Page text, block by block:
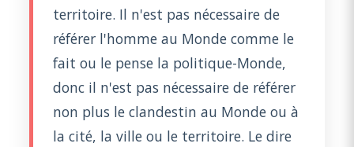
territoire. Il n'est pas nécessaire de
référer l'homme au Monde comme le
fait ou le pense la politique-Monde,
donc il n'est pas nécessaire de référer
non plus le clandestin au Monde ou à
la cité, la ville ou le territoire. Le dire